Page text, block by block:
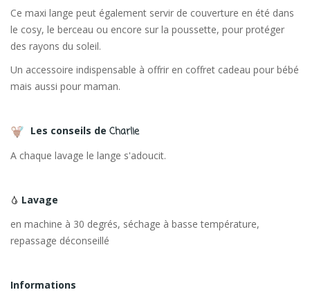
Ce maxi lange peut également servir de couverture en été dans
le cosy, le berceau ou encore sur la poussette, pour protéger
des rayons du soleil.
Un accessoire indispensable à offrir en coffret cadeau pour bébé
mais aussi pour maman.
Les conseils de Charlie
A chaque lavage le lange s'adoucit.
Lavage
en machine à 30 degrés, séchage à basse température,
repassage déconseillé
Informations